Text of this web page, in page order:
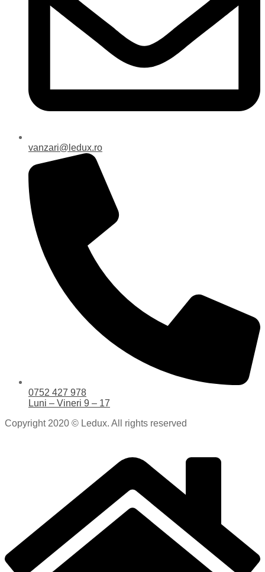
vanzari@ledux.ro
0752 427 978
Luni – Vineri 9 – 17
Copyright 2020 © Ledux. All rights reserved